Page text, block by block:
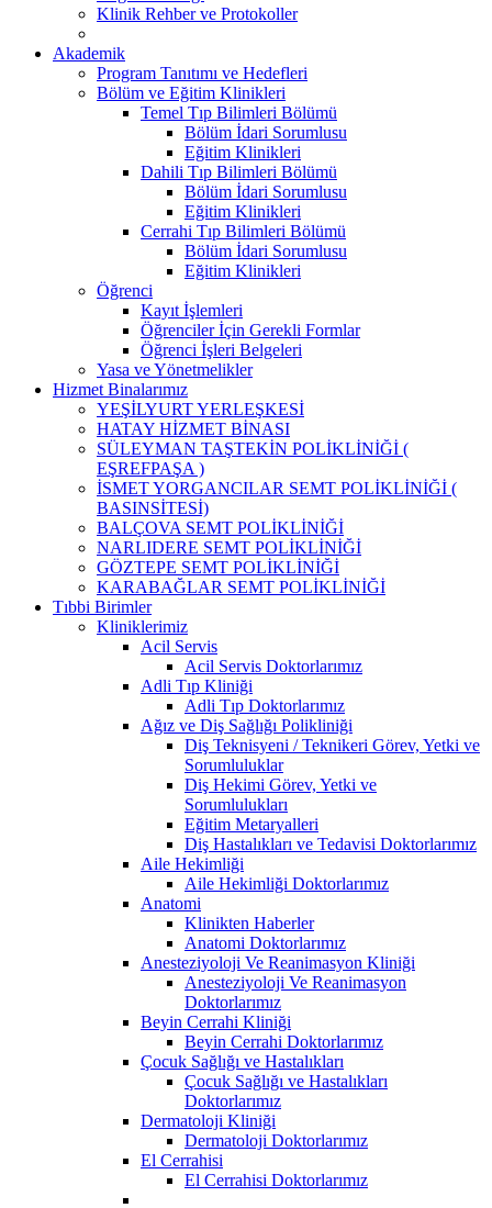
Klinik Rehber ve Protokoller
Akademik
Program Tanıtımı ve Hedefleri
Bölüm ve Eğitim Klinikleri
Temel Tıp Bilimleri Bölümü
Bölüm İdari Sorumlusu
Eğitim Klinikleri
Dahili Tıp Bilimleri Bölümü
Bölüm İdari Sorumlusu
Eğitim Klinikleri
Cerrahi Tıp Bilimleri Bölümü
Bölüm İdari Sorumlusu
Eğitim Klinikleri
Öğrenci
Kayıt İşlemleri
Öğrenciler İçin Gerekli Formlar
Öğrenci İşleri Belgeleri
Yasa ve Yönetmelikler
Hizmet Binalarımız
YEŞİLYURT YERLEŞKESİ
HATAY HİZMET BİNASI
SÜLEYMAN TAŞTEKİN POLİKLİNİĞİ (
EŞREFPAŞA )
İSMET YORGANCILAR SEMT POLİKLİNİĞİ (
BASINSİTESİ)
BALÇOVA SEMT POLİKLİNİĞİ
NARLIDERE SEMT POLİKLİNİĞİ
GÖZTEPE SEMT POLİKLİNİĞİ
KARABAĞLAR SEMT POLİKLİNİĞİ
Tıbbi Birimler
Kliniklerimiz
Acil Servis
Acil Servis Doktorlarımız
Adli Tıp Kliniği
Adli Tıp Doktorlarımız
Ağız ve Diş Sağlığı Polikliniği
Diş Teknisyeni / Teknikeri Görev, Yetki ve
Sorumluluklar
Diş Hekimi Görev, Yetki ve
Sorumlulukları
Eğitim Metaryalleri
Diş Hastalıkları ve Tedavisi Doktorlarımız
Aile Hekimliği
Aile Hekimliği Doktorlarımız
Anatomi
Klinikten Haberler
Anatomi Doktorlarımız
Anesteziyoloji Ve Reanimasyon Kliniği
Anesteziyoloji Ve Reanimasyon
Doktorlarımız
Beyin Cerrahi Kliniği
Beyin Cerrahi Doktorlarımız
Çocuk Sağlığı ve Hastalıkları
Çocuk Sağlığı ve Hastalıkları
Doktorlarımız
Dermatoloji Kliniği
Dermatoloji Doktorlarımız
El Cerrahisi
El Cerrahisi Doktorlarımız